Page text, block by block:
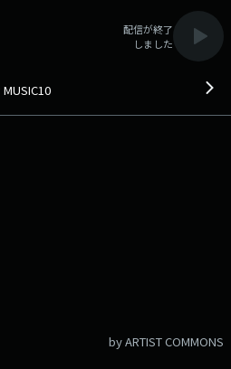
取裕子（第1・3）、森高千里（第
満里奈メールアドレス：
ージはこちら twitterハッシュタグは
配信が終了
しました
by ARTIST COMMONS